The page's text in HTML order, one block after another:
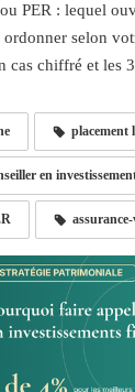
PER : lequel
selon
cas chiffré et les
placement
en
assurance-